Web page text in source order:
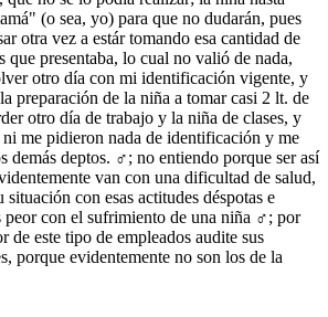
(o sea, yo) para que no dudarán, pues
otra vez a estár tomando esa cantidad de
que presentaba, lo cual no valió de nada,
otro día con mi identificación vigente, y
preparación de la niña a tomar casi 2 lt. de
otro día de trabajo y la niña de clases, y
ni me pidieron nada de identificación y me
demás deptos. ‍♂️; no entiendo porque ser así
van con una dificultad de salud,
con esas actitudes déspotas e
peor con el sufrimiento de una niña ‍♂️; por
de este tipo de empleados audite sus
porque evidentemente no son los de la